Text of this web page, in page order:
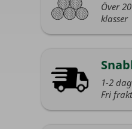
Över
klasser
1-2
Fri